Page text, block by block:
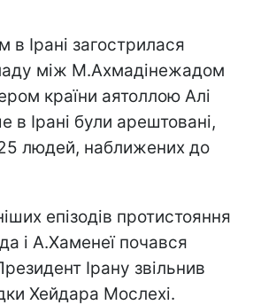
в Ірані загострилася
між М.Ахмадінежадом
країни аятоллою Алі
в Ірані були арештовані,
людей, наближених до
епізодів протистояння
і А.Хаменеї почався
Ірану звільнив
Хейдара Мослехі.